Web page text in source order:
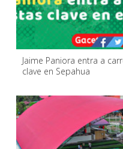
Jaime Paniora entra a
clave en Sepahua